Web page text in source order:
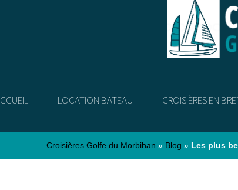
LOCATION BATEAU CROISIÈRES EN
Croisières Golfe du Morbihan » Blog » Les plus